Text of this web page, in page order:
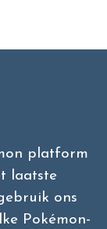
platform
laatste
ons
Pokémon-